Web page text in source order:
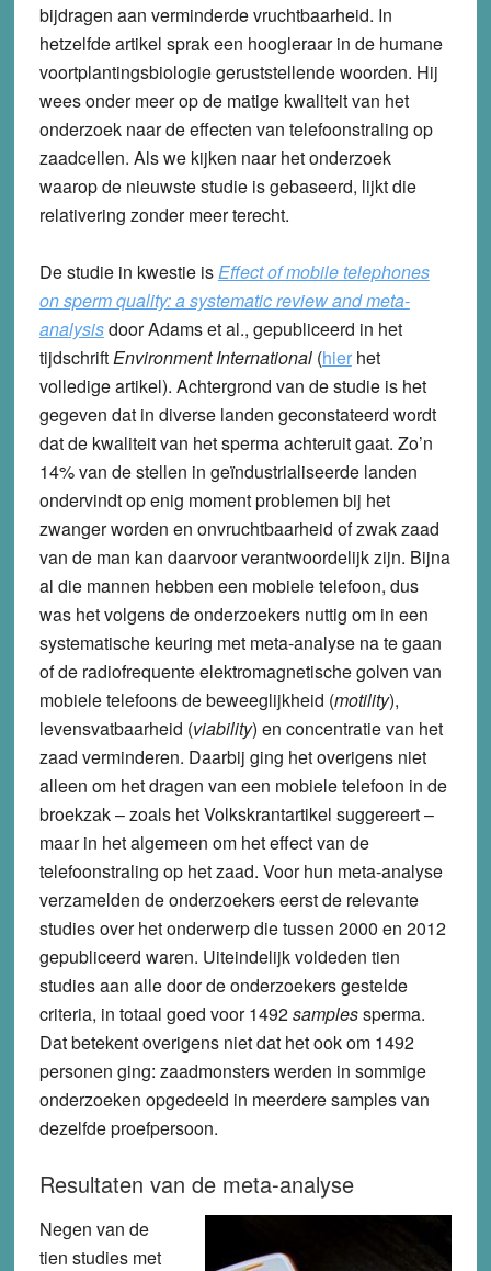
bijdragen aan verminderde vruchtbaarheid. In
hetzelfde artikel sprak een hoogleraar in de humane
voortplantingsbiologie geruststellende woorden. Hij
wees onder meer op de matige kwaliteit van het
onderzoek naar de effecten van telefoonstraling op
zaadcellen. Als we kijken naar het onderzoek
waarop de nieuwste studie is gebaseerd, lijkt die
relativering zonder meer terecht.
De studie in kwestie isEffect of mobile telephones
on sperm quality: a systematic review and meta-
analysisdoor Adams et al., gepubliceerd in het
tijdschriftEnvironment International(hierhet
volledige artikel). Achtergrond van de studie is het
gegeven dat in diverse landen geconstateerd wordt
dat de kwaliteit van het sperma achteruit gaat. Zo’n
14% van de stellen in geïndustrialiseerde landen
ondervindt op enig moment problemen bij het
zwanger worden en onvruchtbaarheid of zwak zaad
van de man kan daarvoor verantwoordelijk zijn. Bijna
al die mannen hebben een mobiele telefoon, dus
was het volgens de onderzoekers nuttig om in een
systematische keuring met meta-analyse na te gaan
of de radiofrequente elektromagnetische golven van
mobiele telefoons de beweeglijkheid (motility),
levensvatbaarheid (viability) en concentratie van het
zaad verminderen. Daarbij ging het overigens niet
alleen om het dragen van een mobiele telefoon in de
broekzak – zoals het Volkskrantartikel suggereert –
maar in het algemeen om het effect van de
telefoonstraling op het zaad. Voor hun meta-analyse
verzamelden de onderzoekers eerst de relevante
studies over het onderwerp die tussen 2000 en 2012
gepubliceerd waren. Uiteindelijk voldeden tien
studies aan alle door de onderzoekers gestelde
criteria, in totaal goed voor 1492samplessperma.
Dat betekent overigens niet dat het ook om 1492
personen ging: zaadmonsters werden in sommige
onderzoeken opgedeeld in meerdere samples van
dezelfde proefpersoon.
Resultaten van de meta-analyse
Negen van de
tien studies met